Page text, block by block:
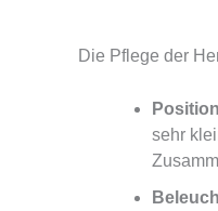
Die Pflege der
sehr